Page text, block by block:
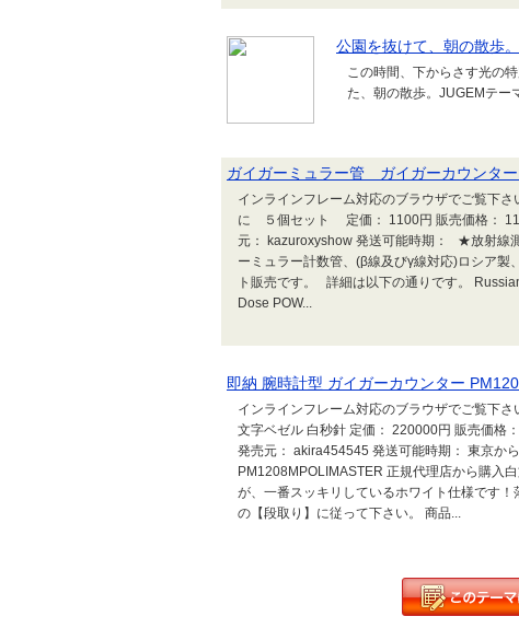
公園を抜けて、朝の散歩。
この時間、下からさす光の
た、朝の散歩。JUGEMテー
ガイガーミュラー管 ガイガーカウンタ
インラインフレーム対応のブラウザでご覧下
に ５個セット 定価： 1100円 販売価格：
元： kazuroxyshow 発送可能時期： ★放射線
ーミュラー計数管、(β線及びγ線対応)ロシア
ト販売です。 詳細は以下の通りです。
Dose POW...
即納 腕時計型 ガイガーカウンター
インラインフレーム対応のブラウザでご覧下
文字ベゼル 白秒針 定価： 220000円 販売価格
発売元： akira454545 発送可能時期： 東京か
PM1208MPOLIMASTER 正規代理店から購入
が、一番スッキリしているホワイト仕様です
の【段取り】に従って下さい。 商品...